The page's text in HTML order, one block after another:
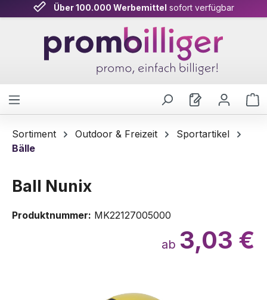
Zum Hauptinhalt springen
Über 100.000 Werbemittel sofort verfügbar
Sortiment Outdoor & Freizeit
Sportartikel
Bälle
Ball Nunix
Produktnummer: MK22127005000
ab 3,03 €